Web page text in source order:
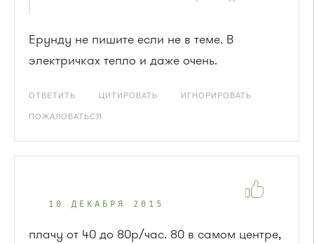
Ерунду не пишите если не в теме. В
электричках тепло и даже очень.
ОТВЕТИТЬ ЦИТИРОВАТЬ ИГНОРИРОВАТЬ
ПОЖАЛОВАТЬСЯ
10 ДЕКАБРЯ 2015
плачу от 40 до 80р/час. 80 в самом центре,